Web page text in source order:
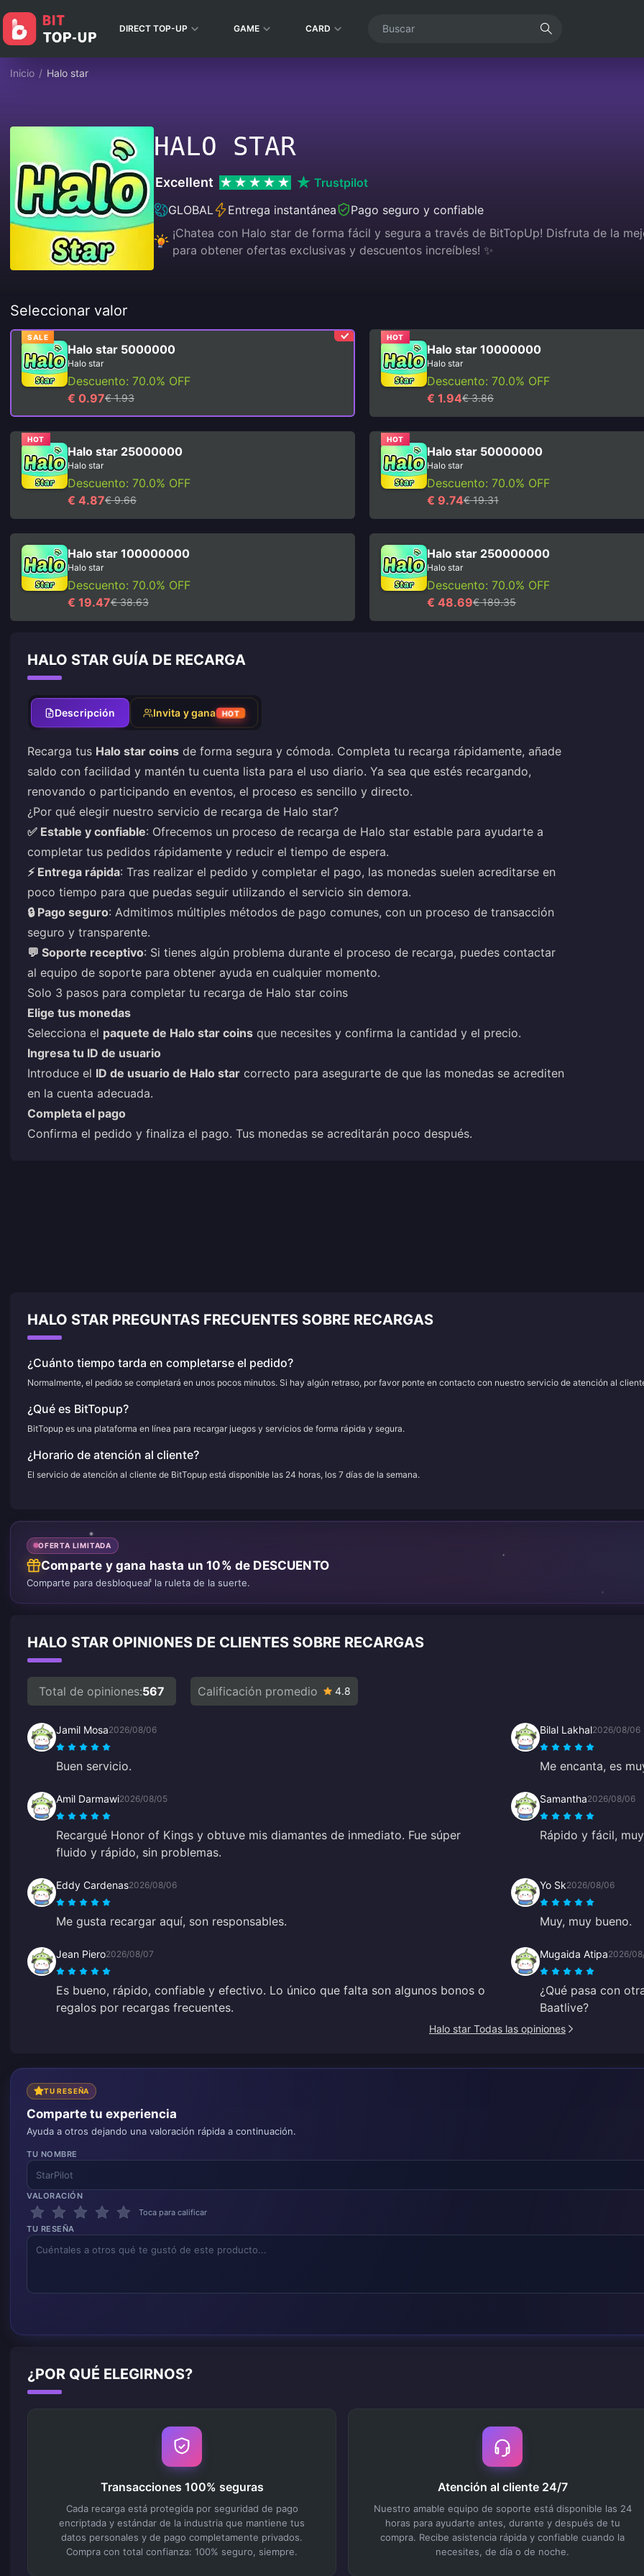
DIRECT TOP-UP GAME CARD
Inicio / Halo star
HALO STAR
Excellent
Trustpilot
GLOBAL
Entrega instantánea
Pago seguro y confiable
¡Chatea con Halo star de forma fácil y segura a través de BitTopUp! Disfruta de la
para obtener ofertas exclusivas y descuentos increíbles! ✨
Seleccionar valor
SALE
Halo star 5000000
Halo star
Descuento: 70.0% OFF
€ 0.97€ 1.93
HOT
Halo star 10000000
Halo star
Descuento: 70.0% OFF
€ 1.94€ 3.86
HOT
Halo star 25000000
Halo star
Descuento: 70.0% OFF
€ 4.87€ 9.66
HOT
Halo star 50000000
Halo star
Descuento: 70.0% OFF
€ 9.74€ 19.31
Halo star 100000000
Halo star
Descuento: 70.0% OFF
€ 19.47€ 38.63
Halo star 250000000
Halo star
Descuento: 70.0% OFF
€ 48.69€ 189.35
HALO STAR GUÍA DE RECARGA
Descripción Invita y gana HOT
Recarga tus Halo star coins de forma segura y cómoda. Completa tu recarga rápidamente, añade
saldo con facilidad y mantén tu cuenta lista para el uso diario. Ya sea que estés recargando,
renovando o participando en eventos, el proceso es sencillo y directo.
¿Por qué elegir nuestro servicio de recarga de Halo star?
✅ Estable y confiable: Ofrecemos un proceso de recarga de Halo star estable para ayudarte a
completar tus pedidos rápidamente y reducir el tiempo de espera.
⚡ Entrega rápida: Tras realizar el pedido y completar el pago, las monedas suelen acreditarse en
poco tiempo para que puedas seguir utilizando el servicio sin demora.
🔒 Pago seguro: Admitimos múltiples métodos de pago comunes, con un proceso de transacción
seguro y transparente.
💬 Soporte receptivo: Si tienes algún problema durante el proceso de recarga, puedes contactar
al equipo de soporte para obtener ayuda en cualquier momento.
Solo 3 pasos para completar tu recarga de Halo star coins
Elige tus monedas
Selecciona el paquete de Halo star coins que necesites y confirma la cantidad y el precio.
Ingresa tu ID de usuario
Introduce el ID de usuario de Halo star correcto para asegurarte de que las monedas se acrediten
en la cuenta adecuada.
Completa el pago
Confirma el pedido y finaliza el pago. Tus monedas se acreditarán poco después.
HALO STAR PREGUNTAS FRECUENTES SOBRE RECARGAS
¿Cuánto tiempo tarda en completarse el pedido?
Normalmente, el pedido se completará en unos pocos minutos. Si hay algún retraso, por favor ponte en contacto con nuestro servicio de atención al
¿Qué es BitTopup?
BitTopup es una plataforma en línea para recargar juegos y servicios de forma rápida y segura.
¿Horario de atención al cliente?
El servicio de atención al cliente de BitTopup está disponible las 24 horas, los 7 días de la semana.
OFERTA LIMITADA
Comparte y gana hasta un 10% de DESCUENTO
Comparte para desbloquear la ruleta de la suerte.
HALO STAR OPINIONES DE CLIENTES SOBRE RECARGAS
Total de opiniones:567 Calificación promedio 4.8
Jamil Mosa2026/08/06
Buen servicio.
Bilal Lakhal2026/08/06
Me encanta, es
Amil Darmawi2026/08/05
Recargué Honor of Kings y obtuve mis diamantes de inmediato. Fue súper
fluido y rápido, sin problemas.
Samantha2026/08/06
Rápido y fácil,
Eddy Cardenas2026/08/06
Me gusta recargar aquí, son responsables.
Yo Sk2026/08/06
Muy, muy bueno.
Jean Piero2026/08/07
Es bueno, rápido, confiable y efectivo. Lo único que falta son algunos bonos o
regalos por recargas frecuentes.
Mugaida Atipa2026/
¿Qué pasa con
Baatlive?
Halo star Todas las opiniones
TU RESEÑA
Comparte tu experiencia
Ayuda a otros dejando una valoración rápida a continuación.
TU NOMBRE
VALORACIÓN
Toca para calificar
TU RESEÑA
¿POR QUÉ ELEGIRNOS?
Transacciones 100% seguras
Cada recarga está protegida por seguridad de pago
encriptada y estándar de la industria que mantiene tus
datos personales y de pago completamente privados.
Compra con total confianza: 100% seguro, siempre.
Atención al cliente 24/7
Nuestro amable equipo de soporte está disponible las 24
horas para ayudarte antes, durante y después de tu
compra. Recibe asistencia rápida y confiable cuando la
necesites, de día o de noche.